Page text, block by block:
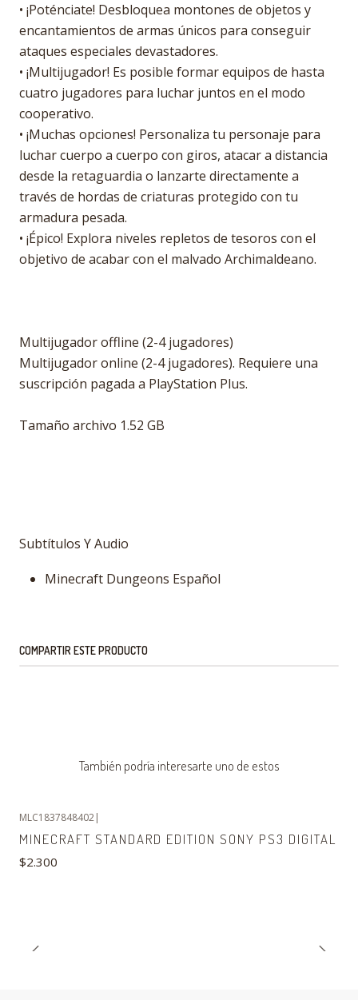
• ¡Poténciate! Desbloquea montones de objetos y
encantamientos de armas únicos para conseguir
ataques especiales devastadores.
• ¡Multijugador! Es posible formar equipos de hasta
cuatro jugadores para luchar juntos en el modo
cooperativo.
• ¡Muchas opciones! Personaliza tu personaje para
luchar cuerpo a cuerpo con giros, atacar a distancia
desde la retaguardia o lanzarte directamente a
través de hordas de criaturas protegido con tu
armadura pesada.
• ¡Épico! Explora niveles repletos de tesoros con el
objetivo de acabar con el malvado Archimaldeano.
Multijugador offline (2-4 jugadores)
Multijugador online (2-4 jugadores). Requiere una
suscripción pagada a PlayStation Plus.
Tamaño archivo 1.52 GB
Subtítulos Y Audio
Minecraft Dungeons Español
COMPARTIR ESTE PRODUCTO
También podría interesarte uno de estos
MLC1837848402|
MINECRAFT STANDARD EDITION SONY PS3 DIGITAL
$2.300